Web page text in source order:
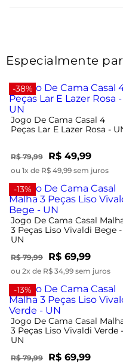
Especialmente
-38%
Jogo De Cama Casal 4
Peças Lar E Lazer Rosa -
R$ 79,99 R$ 49,99
ou 1x de R$ 49,99 sem juros
-13%
Jogo De Cama Casal
3 Peças Liso Vivaldi Bege -
UN
R$ 79,99 R$ 69,99
ou 2x de R$ 34,99 sem juros
-13%
Jogo De Cama Casal
3 Peças Liso Vivaldi Verde -
UN
R$ 79,99 R$ 69,99